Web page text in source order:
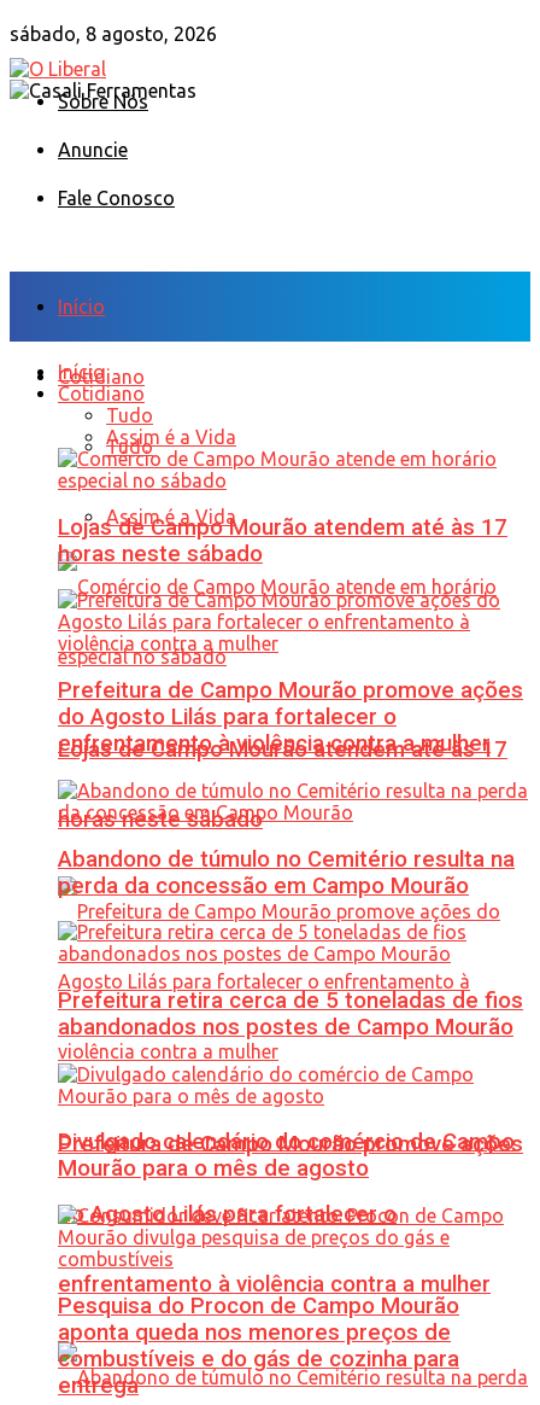
sábado, 8 agosto, 2026
Sobre Nós
Anuncie
Fale Conosco
Início
Cotidiano
Tudo
Assim é a Vida
Lojas de Campo Mourão atendem até às 17
horas neste sábado
Prefeitura de Campo Mourão promove ações
do Agosto Lilás para fortalecer o
enfrentamento à violência contra a mulher
Início
Cotidiano
Tudo
Assim é a Vida
Lojas de Campo Mourão atendem até às 17
horas neste sábado
Prefeitura de Campo Mourão promove ações
do Agosto Lilás para fortalecer o
enfrentamento à violência contra a mulher
Abandono de túmulo no Cemitério resulta na
perda da concessão em Campo Mourão
Prefeitura retira cerca de 5 toneladas de fios
abandonados nos postes de Campo Mourão
Divulgado calendário do comércio de Campo
Mourão para o mês de agosto
Pesquisa do Procon de Campo Mourão
aponta queda nos menores preços de
combustíveis e do gás de cozinha para
entrega